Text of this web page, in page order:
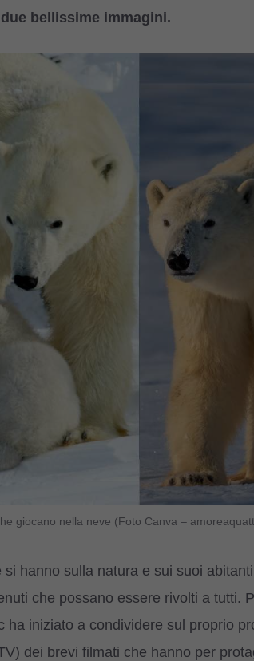
bellissime immagini.
giocano nella neve (Foto Canva –
si hanno sulla natura e sui suoi
che possano essere rivolti a tutti.
iniziato a condividere sul proprio
dei brevi filmati che hanno per